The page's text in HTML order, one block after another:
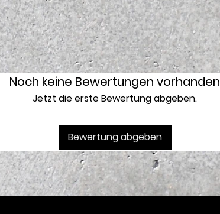
Noch keine Bewertungen vorhanden
Jetzt die erste Bewertung abgeben.
Bewertung abgeben